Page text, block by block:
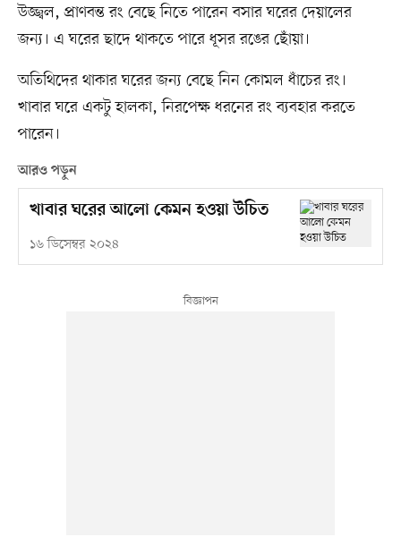
উজ্জ্বল, প্রাণবন্ত রং বেছে নিতে পারেন বসার ঘরের দেয়ালের
জন্য। এ ঘরের ছাদে থাকতে পারে ধূসর রঙের ছোঁয়া।
অতিথিদের থাকার ঘরের জন্য বেছে নিন কোমল ধাঁচের রং।
খাবার ঘরে একটু হালকা, নিরপেক্ষ ধরনের রং ব্যবহার করতে
পারেন।
আরও পড়ুন
খাবার ঘরের আলো কেমন হওয়া উচিত
১৬ ডিসেম্বর ২০২৪